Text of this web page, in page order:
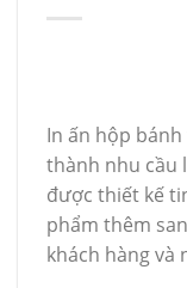
In ấn hộp
thành nhu cầu
được thiết kế
phẩm thêm
khách hàng và